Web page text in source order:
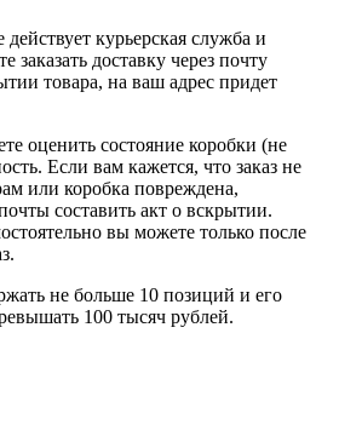
курьерская служба и
заказать доставку через почту
товара, на ваш адрес придет
оценить состояние коробки (не
Если вам кажется, что заказ не
или коробка повреждена,
составить акт о вскрытии.
вы можете только после
не больше 10 позиций и его
100 тысяч рублей.